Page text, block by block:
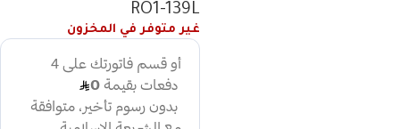
RO1-139L
غير متوفر في المخزون